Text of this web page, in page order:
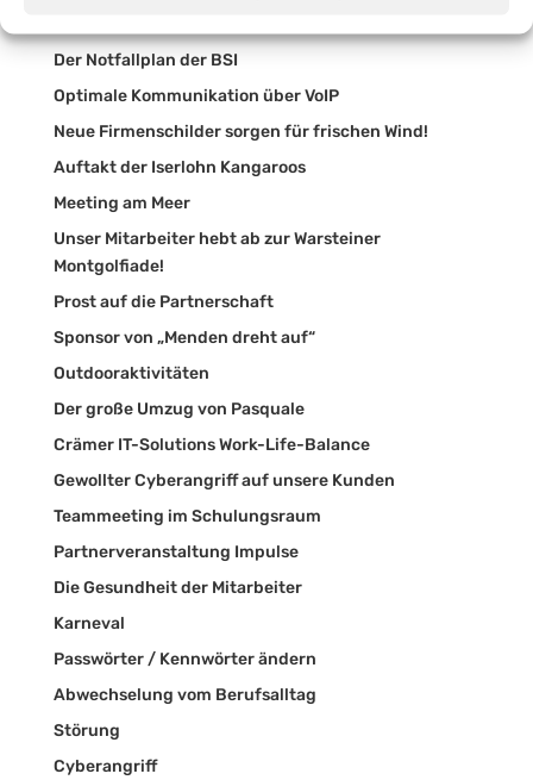
Der Notfallplan der BSI
Optimale Kommunikation über VoIP
Neue Firmenschilder sorgen für frischen Wind!
Auftakt der Iserlohn Kangaroos
Meeting am Meer
Unser Mitarbeiter hebt ab zur Warsteiner
Montgolfiade!
Prost auf die Partnerschaft
Sponsor von „Menden dreht auf“
Outdooraktivitäten
Der große Umzug von Pasquale
Crämer IT-Solutions Work-Life-Balance
Gewollter Cyberangriff auf unsere Kunden
Teammeeting im Schulungsraum
Partnerveranstaltung Impulse
Die Gesundheit der Mitarbeiter
Karneval
Passwörter / Kennwörter ändern
Abwechselung vom Berufsalltag
Störung
Cyberangriff